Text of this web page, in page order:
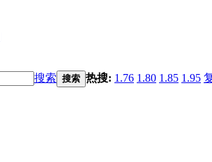
搜索 搜索 热搜: 1.76 1.80 1.85 1.95